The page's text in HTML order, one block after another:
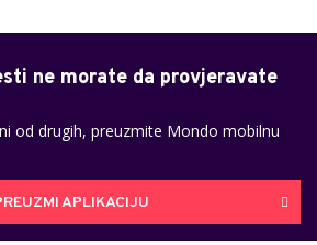
ne morate da provjeravate
od drugih, preuzmite Mondo mobilnu
APLIKACIJU